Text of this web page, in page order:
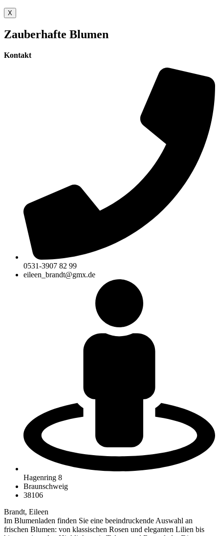
X
Zauberhafte Blumen
Kontakt
0531-3907 82 99
eileen_brandt@gmx.de
Hagenring 8
Braunschweig
38106
Brandt, Eileen
Im Blumenladen finden Sie eine beeindruckende Auswahl an
frischen Blumen: von klassischen Rosen und eleganten Lilien bis